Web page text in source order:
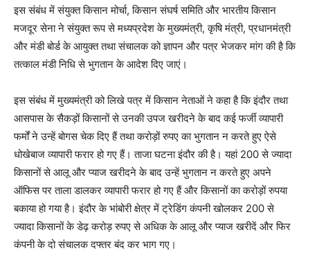
इस संबंध में संयुक्त किसान मोर्चा, किसान संघर्ष समिति और भारतीय किसान
मजदूर सेना ने संयुक्त रूप से मध्यप्रदेश के मुख्यमंत्री, कृषि मंत्री, प्रधानमंत्री
और मंडी बोर्ड के आयुक्त तथा संचालक को ज्ञापन और पत्र भेजकर मांग की है कि
तत्काल मंडी निधि से भुगतान के आदेश दिए जाएं।
इस संबंध में मुख्यमंत्री को लिखे पत्र में किसान नेताओं ने कहा है कि इंदौर तथा
आसपास के सैकड़ों किसानों से उनकी उपज खरीदने के बाद कई फर्जी व्यापारी
फर्मों ने उन्हें बोगस चेक दिए हैं तथा करोड़ों रुपए का भुगतान न करते हुए ऐसे
धोखेबाज व्यापारी फरार हो गए हैं। ताजा घटना इंदौर की है। यहां 200 से ज्यादा
किसानों से आलू और प्याज खरीदने के बाद उन्हें भुगतान न करते हुए अपने
ऑफिस पर ताला डालकर व्यापारी फरार हो गए हैं और किसानों का करोड़ों रुपया
बकाया हो गया है। इंदौर के भांबोरी क्षेत्र में ट्रेडिंग कंपनी खोलकर 200 से
ज्यादा किसानों के डेढ़ करोड़ रुपए से अधिक के आलू और प्याज खरीदें और फिर
कंपनी के दो संचालक दफ्तर बंद कर भाग गए।